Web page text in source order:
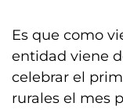
Es que como
entidad viene
celebrar el
rurales el mes